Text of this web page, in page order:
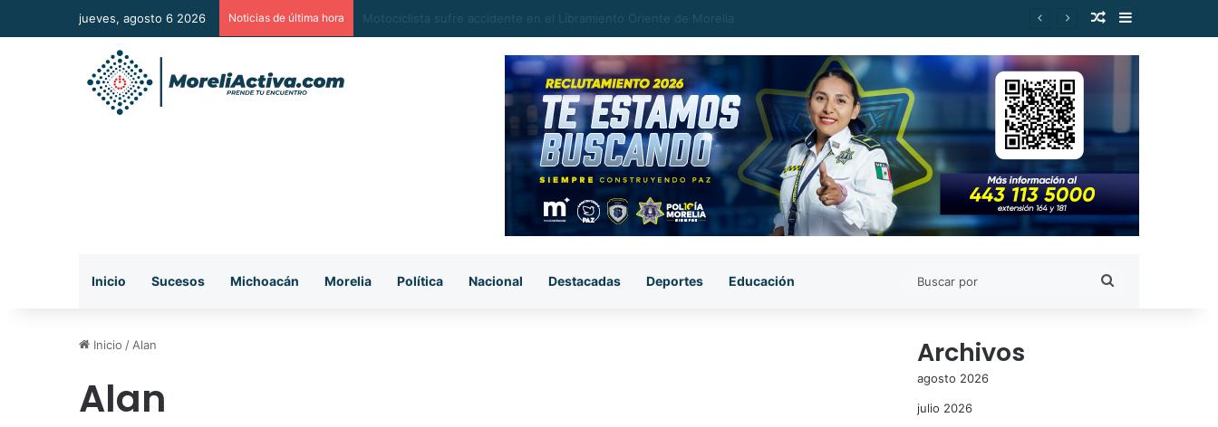
jueves, agosto 6 2026 Noticias de última hora Morelia y Michoacán despiden a un gran pastor: Gilberto Morelos Publicación al
Barra lateral
Inicio Sucesos Michoacán Morelia Política Nacional Destacadas Deportes Educación
Inicio / Alan
Alan
Archivos
agosto 2026
julio 2026